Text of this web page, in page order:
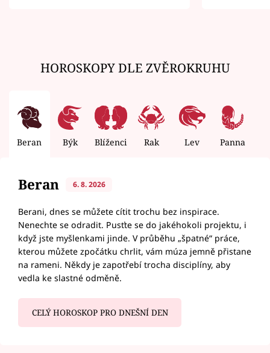
HOROSKOPY DLE ZVĚROKRUHU
Beran Býk Blíženci Rak Lev Panna
Beran 6. 8. 2026
Berani, dnes se můžete cítit trochu bez inspirace.
Nenechte se odradit. Pusťte se do jakéhokoli projektu, i
když jste myšlenkami jinde. V průběhu „špatné“ práce,
kterou můžete zpočátku chrlit, vám múza jemně přistane
na rameni. Někdy je zapotřebí trocha disciplíny, aby
vedla ke slastné odměně.
CELÝ HOROSKOP PRO DNEŠNÍ DEN